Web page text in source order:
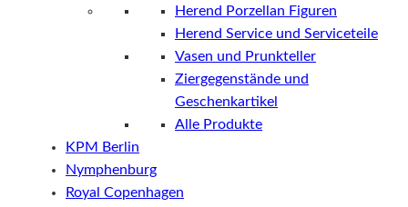
Herend Porzellan Figuren
Herend Service und Serviceteile
Vasen und Prunkteller
Ziergegenstände und
Geschenkartikel
Alle Produkte
KPM Berlin
Nymphenburg
Royal Copenhagen